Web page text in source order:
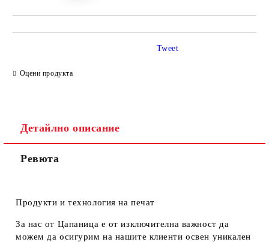
Оцени продукта
Tweet
Детайлно описание
Ревюта
Продукти и технология на печат
За нас от Цапаница е от изключителна важност да
можем да осигурим на нашите клиенти освен уникален